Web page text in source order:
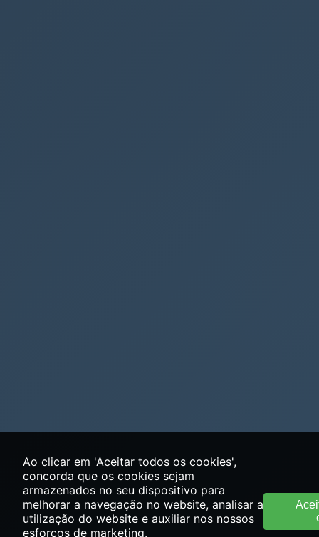
Ao clicar em 'Aceitar todos os cookies',
concorda que os cookies sejam
armazenados no seu dispositivo para
melhorar a navegação no website, analisar a
utilização do website e auxiliar nos nossos
esforços de marketing.